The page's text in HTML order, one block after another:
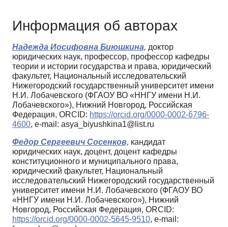
Информация об авторах
Надежда Иосифовна Биюшкина, доктор
юридических наук, профессор, профессор кафедры
теории и истории государства и права, юридический
факультет, Национальный исследовательский
Нижегородский государственный университет имени
Н.И. Лобачевского (ФГАОУ ВО «ННГУ имени Н.И.
Лобачевского»), Нижний Новгород, Российская
Федерация, ORCID: https://orcid.org/0000-0002-6796-
4600, e-mail: asya_biyushkina1@list.ru
Федор Сергеевич Сосенков, кандидат
юридических наук, доцент, доцент кафедры
конституционного и муниципального права,
юридический факультет, Национальный
исследовательский Нижегородский государственный
университет имени Н.И. Лобачевского (ФГАОУ ВО
«ННГУ имени Н.И. Лобачевского»), Нижний
Новгород, Российская Федерация, ORCID:
https://orcid.org/0000-0002-5645-9510, e-mail: